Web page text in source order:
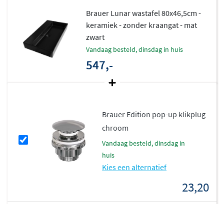
120 cm, 1 wasbak, keuze uit 0 of 1 kraangat
120 cm, 2 wasbakken, keuze uit 0 of 2 kraangaten
Elke uitvoering is voorzien van een overloop en geeft
dankzij de hoekige vormen en de hoge rand een strak en
stijlvol karakter aan jouw badkamer.
De Lunar wastafel is eenvoudig te combineren met
diverse Brauer onderkasten, zoals Delight, Joy, Adore,
Inspire, Hope, Embrace en Believe. Hiermee creëer je
een harmonieus geheel dat past bij jouw persoonlijke
stijl. Ook is de wastafel te combineren met een topblad
Brauer Lunar wastafel 80x46,5cm -
keramiek - zonder kraangat - mat
zwart
vandaag besteld, dinsdag in huis
547,-
Brauer Edition pop-up klikplug
chroom
vandaag besteld, dinsdag in
huis
Kies een alternatief
23,20